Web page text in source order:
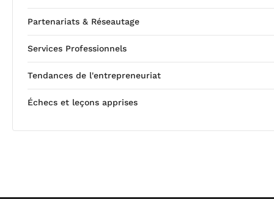
Partenariats & Réseautage
Services Professionnels
Tendances de l'entrepreneuriat
Échecs et leçons apprises